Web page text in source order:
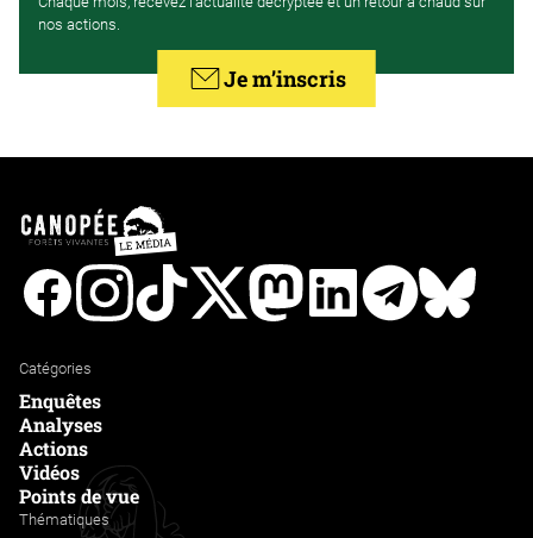
nos actions.
Je m’inscris
FacebookInstagramTiktok Twitter MastodonLinkedinTelegram
Catégories
Enquêtes
Analyses
Actions
Vidéos
Points de vue
Thématiques